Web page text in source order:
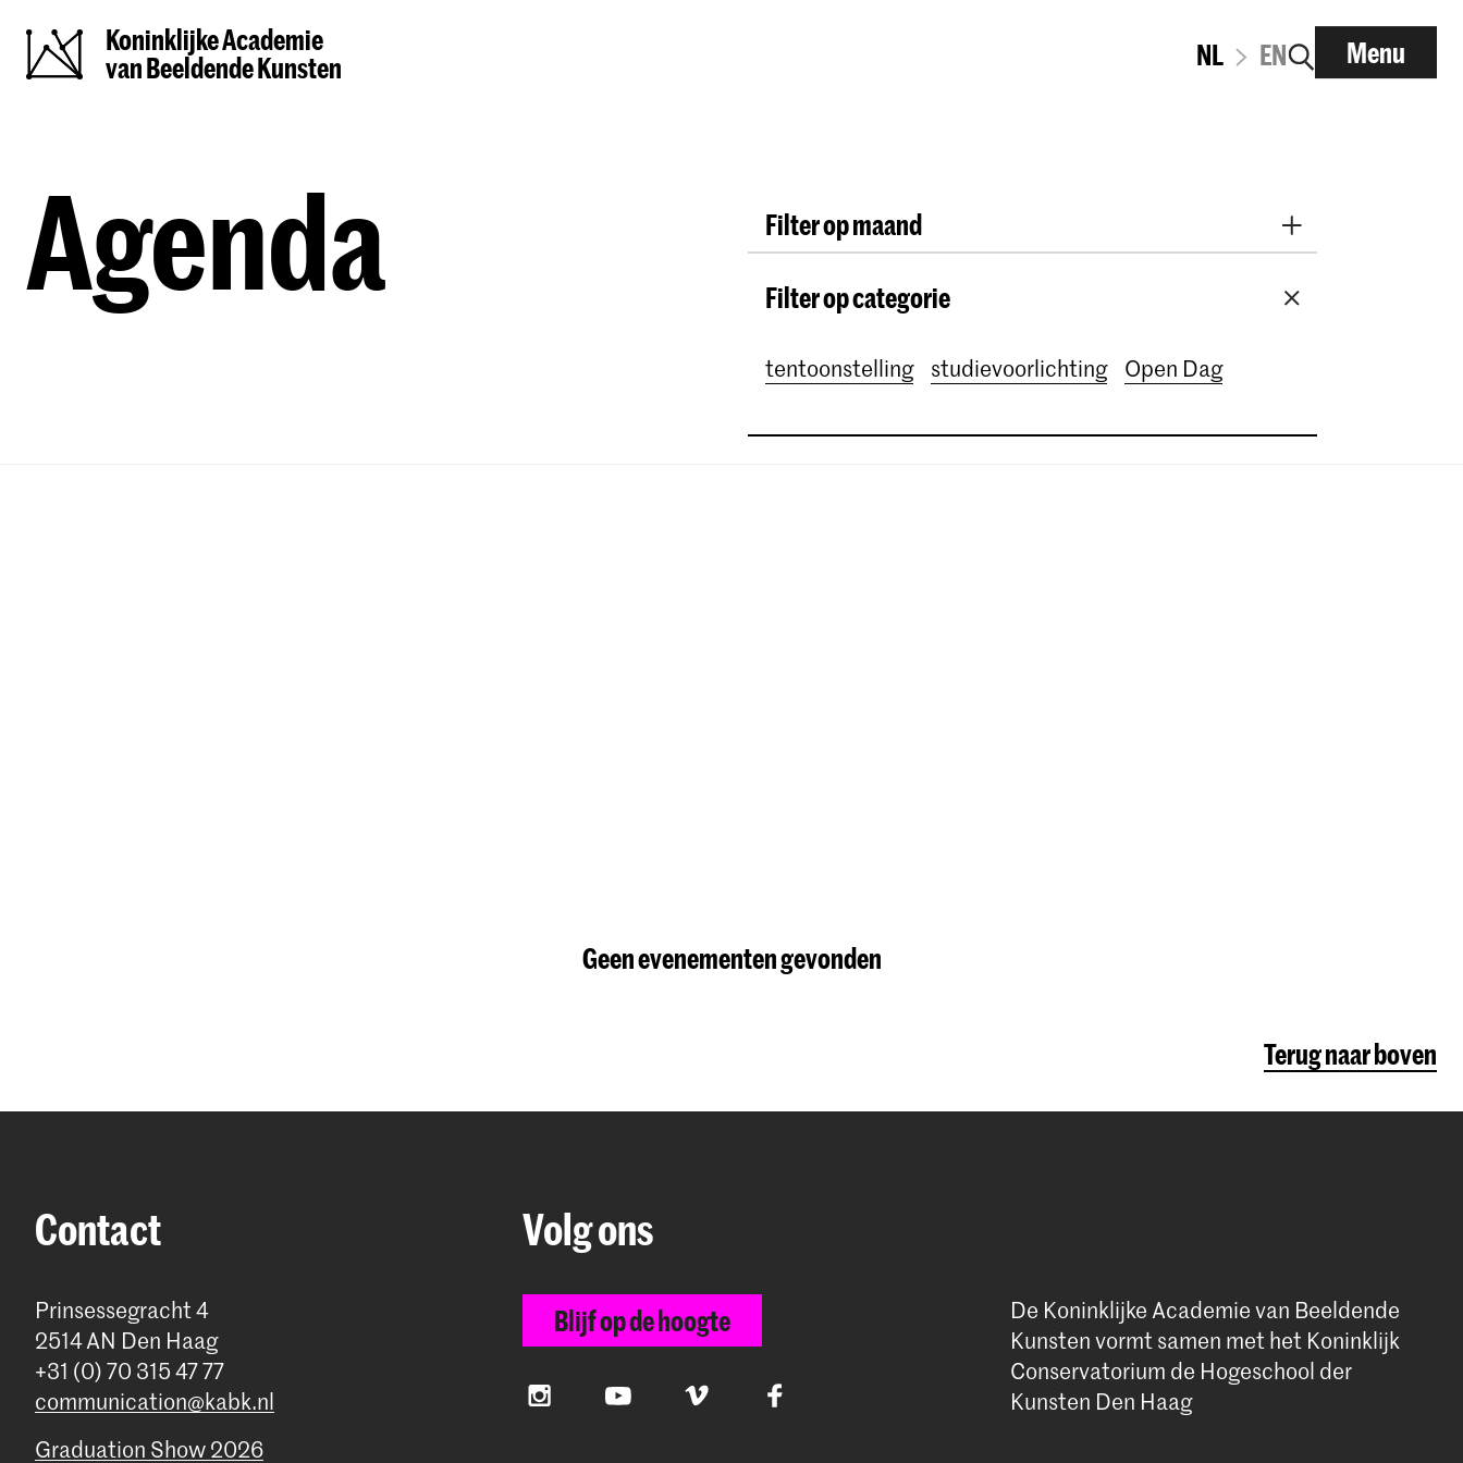
Koninklijke Academie
van Beeldende Kunsten
NL EN Menu
Agenda Filter op maand
October 2026
November 2026
April 2027
May 2027 June 2027 July 2027
Filter op categorie
tentoonstelling studievoorlichting Open Dag
Geen evenementen gevonden
Terug naar boven
Contact
Prinsessegracht 4
2514 AN Den Haag
+31 (0) 70 315 47 77
communication@kabk.nl
Graduation Show 2026
Volg ons
Blijf op de hoogte
InstagramYouTube Vimeo Facebook
De Koninklijke Academie van Beeldende
Kunsten vormt samen met het Koninklijk
Conservatorium de Hogeschool der
Kunsten Den Haag